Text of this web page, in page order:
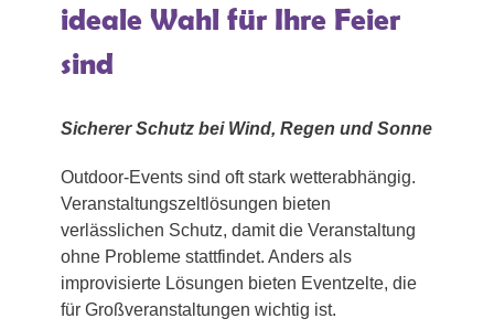
ideale Wahl für Ihre Feier
sind
Sicherer Schutz bei Wind, Regen und Sonne
Outdoor-Events sind oft stark wetterabhängig.
Veranstaltungszeltlösungen bieten
verlässlichen Schutz, damit die Veranstaltung
ohne Probleme stattfindet. Anders als
improvisierte Lösungen bieten Eventzelte, die
für Großveranstaltungen wichtig ist.